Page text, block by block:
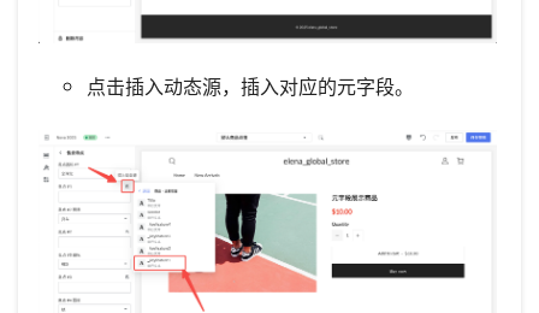
点击插入动态源，插入对应的元字段。